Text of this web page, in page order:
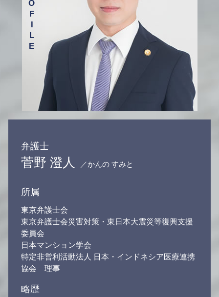
借金 相談 弁護士 目黒区
相続 相談 弁護士 渋谷区
離婚 相談 弁護士 目黒区
借金 相談 弁護士 杉並区
弁護士
菅野 澄人 ／かんの すみと
所属
東京弁護士会
東京弁護士会災害対策・東日本大震災等復興支援
委員会
日本マンション学会
特定非営利活動法人 日本・インドネシア医療連携
協会 理事
略歴